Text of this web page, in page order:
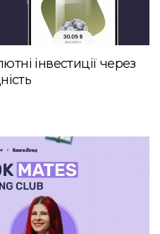
інвестиції через